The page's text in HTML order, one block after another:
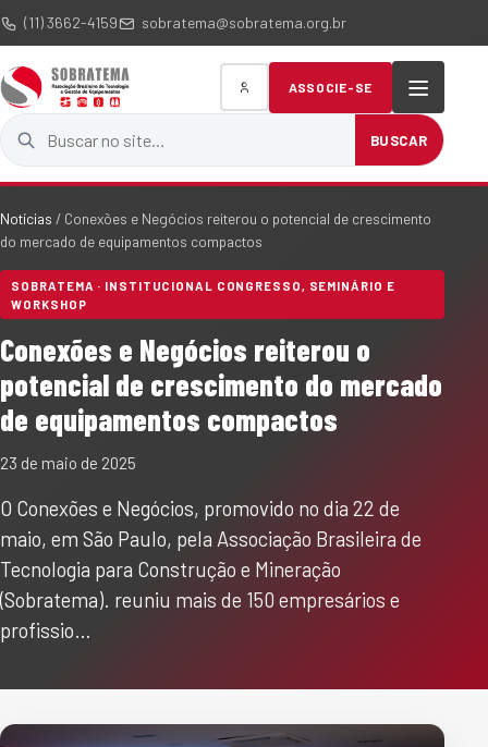
(11) 3662-4159 sobratema@sobratema.org.br
Buscar no site
BUSCAR
ASSOCIE-SE
Notícias / Conexões e Negócios reiterou o potencial de crescimento
do mercado de equipamentos compactos
SOBRATEMA · INSTITUCIONAL CONGRESSO, SEMINÁRIO E
WORKSHOP
Conexões e Negócios reiterou o
potencial de crescimento do mercado
de equipamentos compactos
23 de maio de 2025
O Conexões e Negócios, promovido no dia 22 de
maio, em São Paulo, pela Associação Brasileira de
Tecnologia para Construção e Mineração
(Sobratema). reuniu mais de 150 empresários e
profissio…